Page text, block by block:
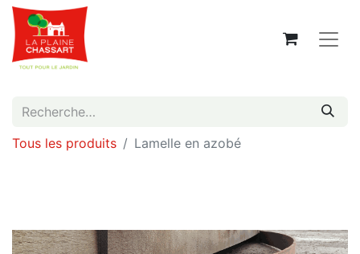
Tous les produits Lamelle en azobé